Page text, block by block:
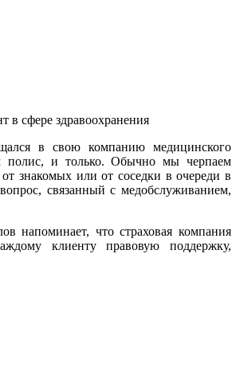
в сфере здравоохранения
в свою компанию медицинского
полис, и только. Обычно мы черпаем
знакомых или от соседки в очереди в
связанный с медобслуживанием,
что страховая компания
клиенту правовую поддержку,